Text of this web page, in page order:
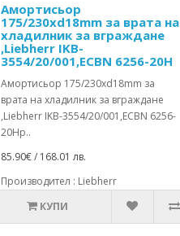
Амортисьор
175/230xd18mm за врата на
хладилник за вграждане
,Liebherr IKB-
3554/20/001,ECBN 6256-20H
Амортисьор 175/230xd18mm за
врата на хладилник за вграждане
,Liebherr IKB-3554/20/001,ECBN 6256-
20Hp..
85.90€ / 168.01 лв.
Производител : Liebherr
КУПИ